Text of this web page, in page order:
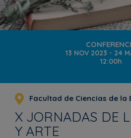
13 NOV 2023 - 24
12:00h
Facultad de Ciencias de la
X JORNADAS DE
Y ARTE